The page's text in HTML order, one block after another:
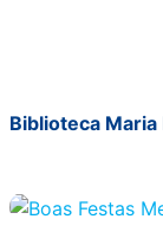
Biblioteca